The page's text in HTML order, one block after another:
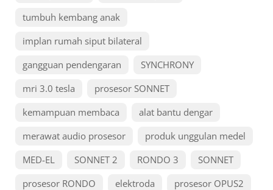
tumbuh kembang anak
implan rumah siput bilateral
gangguan pendengaran
SYNCHRONY
mri 3.0 tesla
prosesor SONNET
kemampuan membaca
alat bantu dengar
merawat audio prosesor
produk unggulan medel
MED-EL
SONNET 2 RONDO 3
SONNET
prosesor RONDO
elektroda
prosesor OPUS2